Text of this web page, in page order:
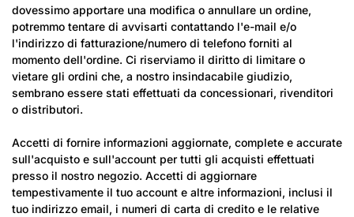
dovessimo apportare una modifica o annullare un ordine,
potremmo tentare di avvisarti contattando l'e-mail e/o
l'indirizzo di fatturazione/numero di telefono forniti al
momento dell'ordine. Ci riserviamo il diritto di limitare o
vietare gli ordini che, a nostro insindacabile giudizio,
sembrano essere stati effettuati da concessionari, rivenditori
o distributori.
Accetti di fornire informazioni aggiornate, complete e accurate
sull'acquisto e sull'account per tutti gli acquisti effettuati
presso il nostro negozio. Accetti di aggiornare
tempestivamente il tuo account e altre informazioni, inclusi il
tuo indirizzo email, i numeri di carta di credito e le relative